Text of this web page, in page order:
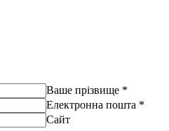
Ваше прізвище *
Електронна пошта *
Сайт